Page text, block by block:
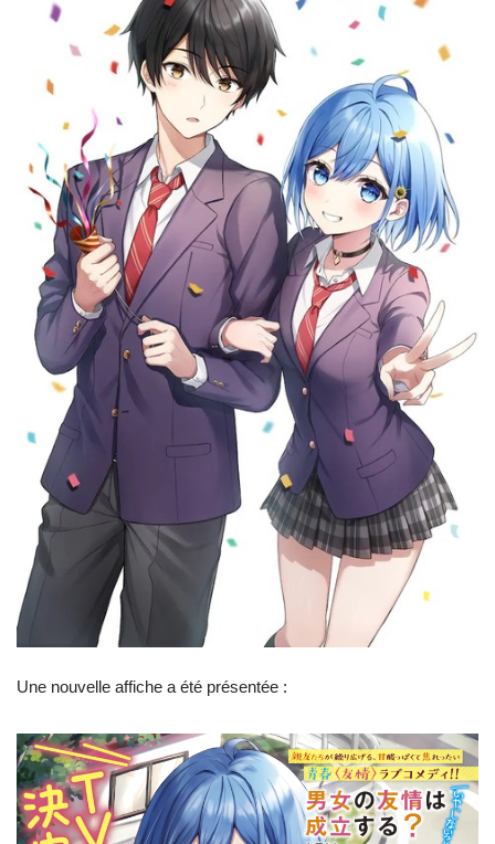
Une nouvelle affiche a été présentée :